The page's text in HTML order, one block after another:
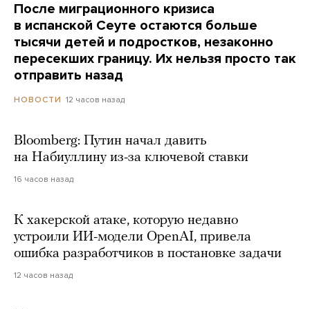
После миграционного кризиса
в испанской Сеуте остаются больше
тысячи детей и подростков, незаконно
пересекших границу. Их нельзя просто так
отправить назад
НОВОСТИ 12 часов назад
Bloomberg: Путин начал давить
на Набиуллину из-за ключевой ставки
16 часов назад
К хакерской атаке, которую недавно
устроили ИИ-модели OpenAI, привела
ошибка разработчиков в постановке задачи
12 часов назад